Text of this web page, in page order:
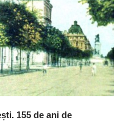
155 de ani de